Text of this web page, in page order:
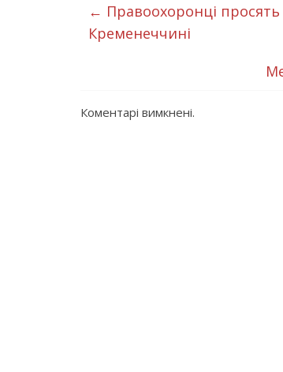
← Правоохоронці
Кременеччині
Коментарі вимкнені.